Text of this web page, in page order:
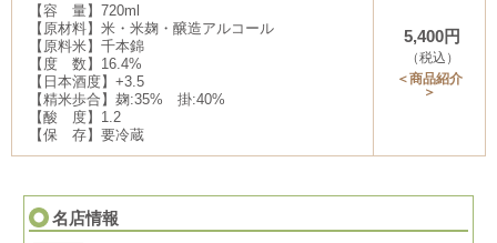
名店情報
【容 量】720ml
【原材料】米・米麹・醸造アルコール
【原料米】千本錦
【度 数】16.4%
【日本酒度】+3.5
【精米歩合】麹:35% 掛:40%
【酸 度】1.2
【保 存】要冷蔵
5,400円
（税込）
＜商品紹介
＞